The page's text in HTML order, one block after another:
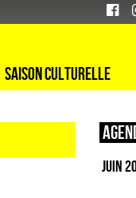
Saison culturelle